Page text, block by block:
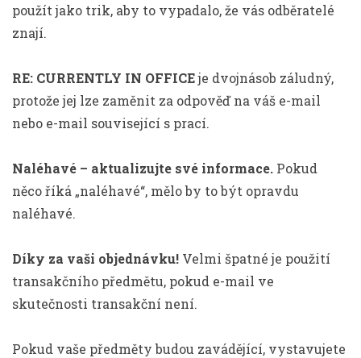
použít jako trik, aby to vypadalo, že vás odběratelé
znají.
RE: CURRENTLY IN OFFICEje dvojnásob záludný,
protože jej lze zaměnit za odpověď na váš e-mail
nebo e-mail související s prací.
Naléhavé – aktualizujte své informace. Pokud
něco říká „naléhavé“, mělo by to být opravdu
naléhavé.
Díky za vaši objednávku! Velmi špatné je použití
transakčního předmětu, pokud e-mail ve
skutečnosti transakční není.
Pokud vaše předměty budou zavádějící, vystavujete